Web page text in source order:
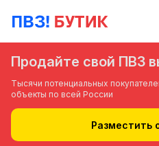
Продайте свой ПВЗ
Тысячи потенциальных
объекты по всей России
Разместить